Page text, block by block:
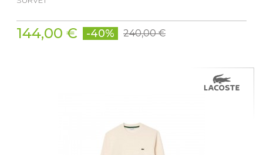
144,00 € -40% 240,00 €